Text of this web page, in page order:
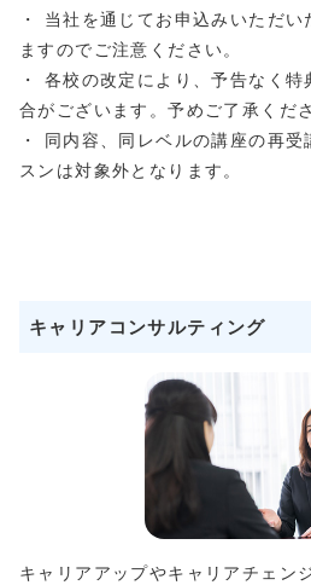
・ 当社を通じてお申込みいただい
ますのでご注意ください。
・ 各校の改定により、予告なく
合がございます。予めご了承くだ
・ 同内容、同レベルの講座の再
スンは対象外となります。
キャリアコンサルティング
キャリアアップやキャリアチェン